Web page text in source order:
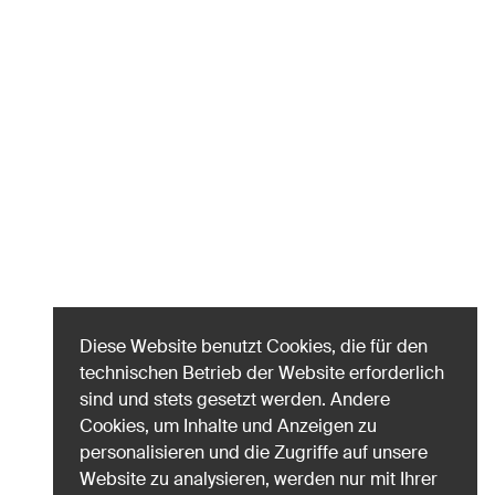
Diese Website benutzt Cookies, die für den
technischen Betrieb der Website erforderlich
sind und stets gesetzt werden. Andere
Cookies, um Inhalte und Anzeigen zu
personalisieren und die Zugriffe auf unsere
Website zu analysieren, werden nur mit Ihrer